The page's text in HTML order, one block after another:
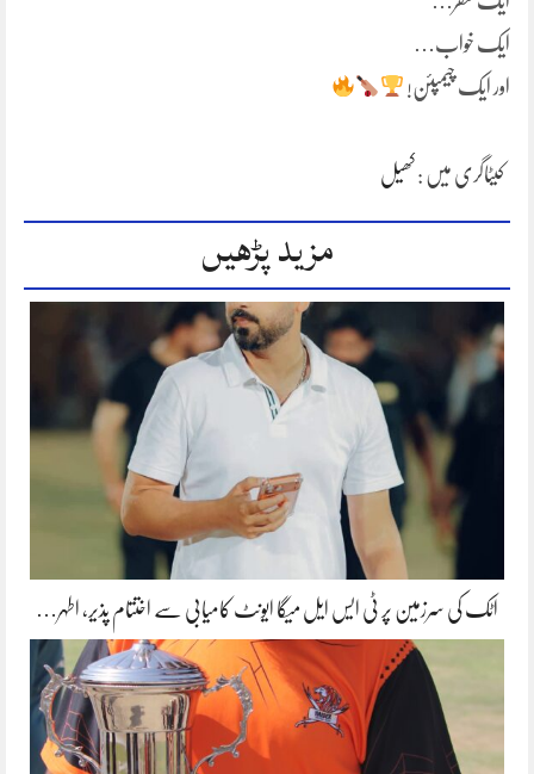
ایک خواب…
اور ایک چیمپئن!
کیٹاگری میں : کھیل
مزید پڑھیں
اٹک کی سرزمین پر ٹی ایس ایل میگا ایونٹ کامیابی سے اختتام پذیر، اطہر…